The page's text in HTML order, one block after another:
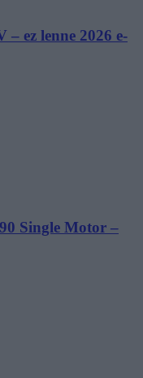
ez lenne 2026 e-
Single Motor –